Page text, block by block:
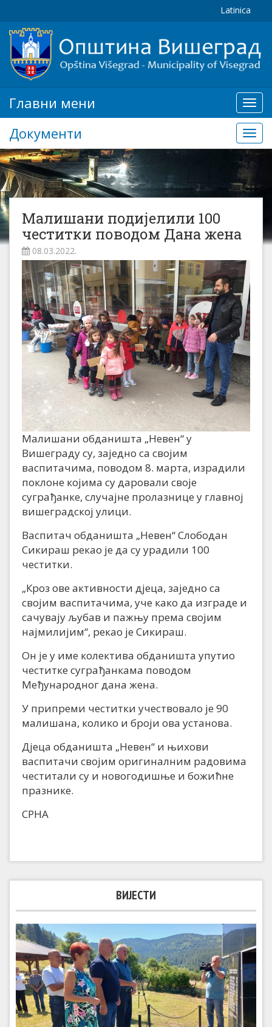
Latinica
мени
Главни мени
Документи
Малишани подијелили 100
честитки поводом Дана жена
08.03.2022.
Малишани обданишта „Невен“ у
Вишеграду су, заједно са својим
васпитачима, поводом 8. марта, израдили
поклоне којима су даровали своје
суграђанке, случајне пролазнице у главној
вишеградској улици.
Васпитач обданишта „Невен“ Слободан
Сикираш рекао је да су урадили 100
честитки.
„Кроз ове активности дјеца, заједно са
својим васпитачима, уче како да изграде и
сачувају љубав и пажњу према својим
најмилијим“, рекао је Сикираш.
Он је у име колектива обданишта упутио
честитке суграђанкама поводом
Међународног дана жена.
У припреми честитки учествовало је 90
малишана, колико и броји ова установа.
Дјеца обданишта „Невен“ и њихови
васпитачи својим оригиналним радовима
честитали су и новогодишње и божићне
празнике.
СРНА
ВИЈЕСТИ